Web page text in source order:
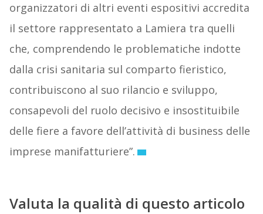
organizzatori di altri eventi espositivi accredita
il settore rappresentato a Lamiera tra quelli
che, comprendendo le problematiche indotte
dalla crisi sanitaria sul comparto fieristico,
contribuiscono al suo rilancio e sviluppo,
consapevoli del ruolo decisivo e insostituibile
delle fiere a favore dell’attività di business delle
imprese manifatturiere”.
Valuta la qualità di questo articolo